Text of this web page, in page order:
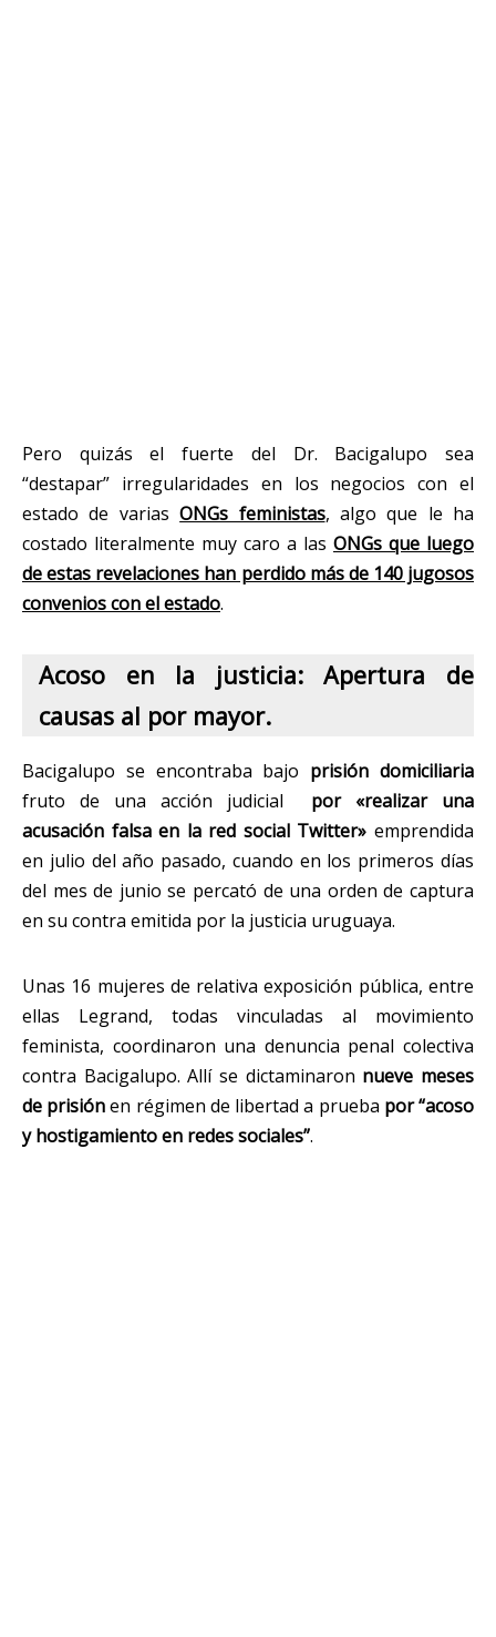
Pero quizás el fuerte del Dr. Bacigalupo sea
“destapar” irregularidades en los negocios con el
estado de variasONGs feministas, algo que le ha
costado literalmente muy caro a las ONGs que luego
de estas revelaciones han perdido más de 140 jugosos
convenios con el estado.
Acoso en la justicia: Apertura de
causas al por mayor.
Bacigalupo se encontraba bajo prisión domiciliaria
fruto de una acción judicial por «realizar una
acusación falsa en la red social Twitter» emprendida
en julio del año pasado, cuando en los primeros días
del mes de junio se percató de una orden de captura
en su contra emitida por la justicia uruguaya.
Unas 16 mujeres de relativa exposición pública, entre
ellas Legrand, todas vinculadas al movimiento
feminista, coordinaron una denuncia penal colectiva
contra Bacigalupo. Allí se dictaminaron nueve meses
de prisiónen régimen de libertad a prueba por “acoso
y hostigamiento en redes sociales”.